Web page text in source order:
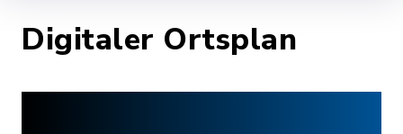
Digitaler Ortsplan